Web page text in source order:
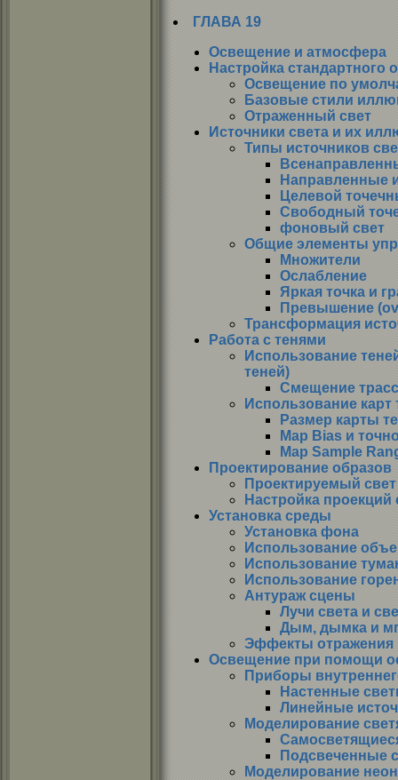
ГЛАВА 19
Освещение и атмосфера
Настройка стандартного
Освещение по
Базовые стили
Отраженный свет
Источники света и их
Типы источников
Направленные
Целевой
Свободный
фоновый свет
Общие элементы
Множители
Ослабление
Яркая точка и
Превышение
Трансформация
Работа с тенями
Использование
теней)
Смещение
Использование карт
Размер карты
Map Bias и
Map Sample
Проектирование образов
Проектируемый свет
Настройка проекций
Установка среды
Установка фона
Использование
Использование
Использование
Антураж сцены
Лучи света и
Дым, дымка и
Эффекты отражения
Освещение при помощи
Приборы
Настенные
Линейные
Моделирование
Подсвеченные
Моделирование